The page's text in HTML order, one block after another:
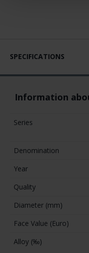
SPECIFICATIONS
Information
Series
Denomination
Year
Quality
Diameter (mm)
Face Value (Euro)
Alloy (‰)